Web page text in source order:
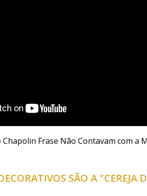
Frase Não Contavam com a
SÃO A "CEREJA